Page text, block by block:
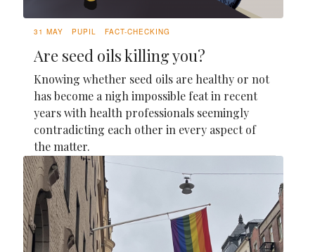
31 MAY PUPIL FACT-CHECKING
Are seed oils killing you?
Knowing whether seed oils are healthy or not
has become a nigh impossible feat in recent
years with health professionals seemingly
contradicting each other in every aspect of
the matter.